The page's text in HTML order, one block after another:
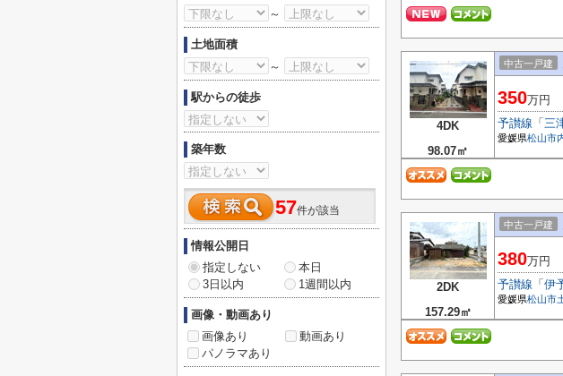
4DK
98.07㎡
中古一戸建
350万円
予讃線 「 三
愛媛県松山市
2DK
157.29㎡
中古一戸建
380万円
予讃線 「 伊
愛媛県松山市
～
土地面積
～
駅からの徒歩
築年数
57件が該当
情報公開日
指定しない
本日
3日以内
1週間以内
画像・動画あり
画像あり
動画あり
パノラマあり